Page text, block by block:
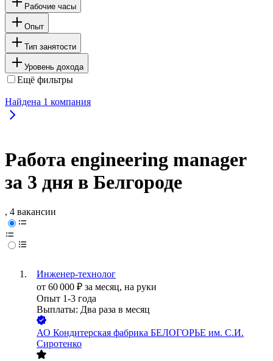
Рабочие часы
Опыт
Тип занятости
Уровень дохода
Ещё фильтры
Найдена 1 компания
Работа engineering manager
за 3 дня в Белгороде
, 4 вакансии
Инженер-технолог
от 60 000 ₽ за месяц, на руки
Опыт 1-3 года
Выплаты: Два раза в месяц
АО Кондитерская фабрика БЕЛОГОРЬЕ им. С.И.
Сиротенко